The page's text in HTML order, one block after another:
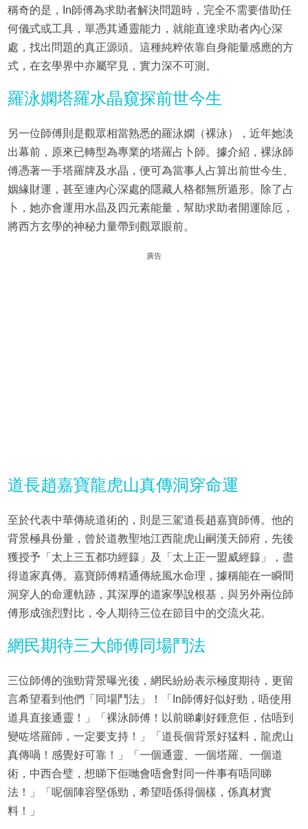
稱奇的是，In師傅為求助者解決問題時，完全不需要借助任
何儀式或工具，單憑其通靈能力，就能直達求助者內心深
處，找出問題的真正源頭。這種純粹依靠自身能量感應的方
式，在玄學界中亦屬罕見，實力深不可測。
羅泳嫻塔羅水晶窺探前世今生
另一位師傅則是觀眾相當熟悉的羅泳嫻（裸泳），近年她淡
出幕前，原來已轉型為專業的塔羅占卜師。據介紹，裸泳師
傅憑著一手塔羅牌及水晶，便可為當事人占算出前世今生、
姻緣財運，甚至連內心深處的隱藏人格都無所遁形。除了占
卜，她亦會運用水晶及四元素能量，幫助求助者開運除厄，
將西方玄學的神秘力量帶到觀眾眼前。
廣告
道長趙嘉寶龍虎山真傳洞穿命運
至於代表中華傳統道術的，則是三駕道長趙嘉寶師傅。他的
背景極具份量，曾於道教聖地江西龍虎山嗣漢天師府，先後
獲授予「太上三五都功經籙」及「太上正一盟威經籙」，盡
得道家真傳。嘉寶師傅精通傳統風水命理，據稱能在一瞬間
洞穿人的命運軌跡，其深厚的道家學說根基，與另外兩位師
傅形成強烈對比，令人期待三位在節目中的交流火花。
網民期待三大師傅同場鬥法
三位師傅的強勁背景曝光後，網民紛紛表示極度期待，更留
言希望看到他們「同場鬥法」！「In師傅好似好勁，唔使用
道具直接通靈！」「裸泳師傅！以前睇劇好鍾意佢，估唔到
變咗塔羅師，一定要支持！」「道長個背景好猛料，龍虎山
真傳喎！感覺好可靠！」「一個通靈、一個塔羅、一個道
術，中西合璧，想睇下佢哋會唔會對同一件事有唔同睇
法！」「呢個陣容堅係勁，希望唔係得個樣，係真材實
料！」